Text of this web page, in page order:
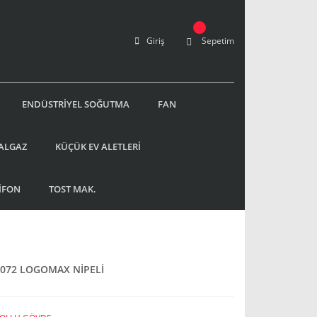
Giriş Sepetim
ENDÜSTRİYEL SOĞUTMA FAN
KÜÇÜK EV ALETLERİ
TOST MAK.
LOGOMAX NİPELİ